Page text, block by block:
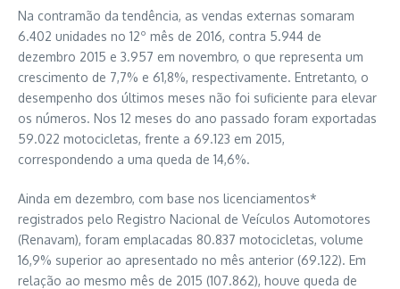
Na contramão da tendência, as vendas externas somaram
6.402 unidades no 12º mês de 2016, contra 5.944 de
dezembro 2015 e 3.957 em novembro, o que representa um
crescimento de 7,7% e 61,8%, respectivamente. Entretanto, o
desempenho dos últimos meses não foi suficiente para elevar
os números. Nos 12 meses do ano passado foram exportadas
59.022 motocicletas, frente a 69.123 em 2015,
correspondendo a uma queda de 14,6%.
Ainda em dezembro, com base nos licenciamentos*
registrados pelo Registro Nacional de Veículos Automotores
(Renavam), foram emplacadas 80.837 motocicletas, volume
16,9% superior ao apresentado no mês anterior (69.122). Em
relação ao mesmo mês de 2015 (107.862), houve queda de